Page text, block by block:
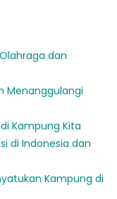
dan
Menanggulangi
Kampung Kita
di Indonesia dan
Kampung di